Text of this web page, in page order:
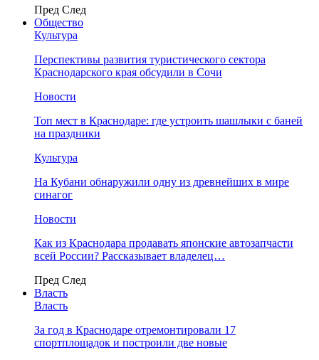
Пред След
Общество
Культура
Перспективы развития туристического сектора
Краснодарского края обсудили в Сочи
Новости
Топ мест в Краснодаре: где устроить шашлыки с баней
на праздники
Культура
На Кубани обнаружили одну из древнейших в мире
синагог
Новости
Как из Краснодара продавать японские автозапчасти
всей России? Рассказывает владелец…
Пред След
Власть
Власть
За год в Краснодаре отремонтировали 17
спортплощадок и построили две новые